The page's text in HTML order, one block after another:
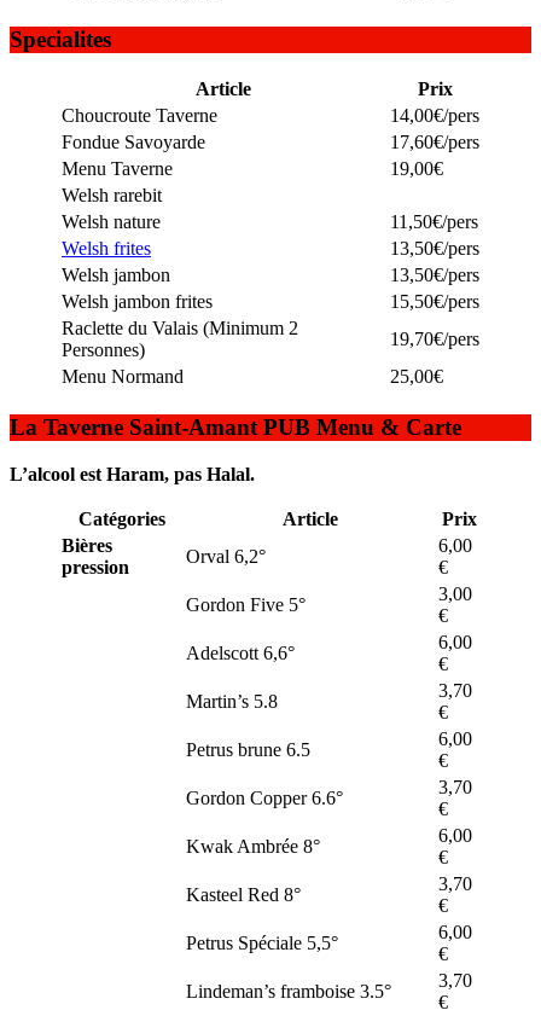
Specialites
Article
Prix
Choucroute Taverne
14,00€/pers
Fondue Savoyarde
17,60€/pers
Menu Taverne
19,00€
Welsh rarebit
Welsh nature
11,50€/pers
Welsh frites
13,50€/pers
Welsh jambon
13,50€/pers
Welsh jambon frites
15,50€/pers
Raclette du Valais (Minimum 2
Personnes)
19,70€/pers
Menu Normand
25,00€
La Taverne Saint-Amant PUB Menu & Carte
L’alcool est Haram, pas Halal.
Catégories Article
Prix
Bières
pression
Orval 6,2°
6,00
€
Gordon Five 5°
3,00
€
Adelscott 6,6°
6,00
€
Martin’s 5.8
3,70
€
Petrus brune 6.5
6,00
€
Gordon Copper 6.6°
3,70
€
Kwak Ambrée 8°
6,00
€
Kasteel Red 8°
3,70
€
Petrus Spéciale 5,5°
6,00
€
Lindeman’s framboise 3.5°
3,70
€